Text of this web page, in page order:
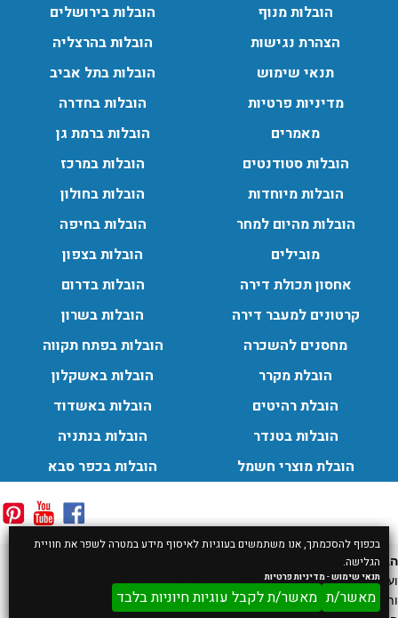
בכפוף להסכמתך, אנו משתמשים בעוגיות לאיסוף מידע במטרה לשפר את חוויית
הגלישה.
תנאי שימוש-מדיניות פרטיות
מאשר/ת מאשר/ת לקבל עוגיות חיוניות בלבד
הובלות מנוף
הצהרת נגישות
תנאי שימוש
מדיניות פרטיות
מאמרים
הובלות סטודנטים
הובלות מיוחדות
הובלות מהיום למחר
מובילים
אחסון תכולת דירה
קרטונים למעבר דירה
מחסנים להשכרה
הובלת מקרר
הובלת רהיטים
הובלות בטנדר
הובלת מוצרי חשמל
הובלות בירושלים
הובלות בהרצליה
הובלות בתל אביב
הובלות בחדרה
הובלות ברמת גן
הובלות במרכז
הובלות בחולון
הובלות בחיפה
הובלות בצפון
הובלות בדרום
הובלות בשרון
הובלות בפתח תקווה
הובלות באשקלון
הובלות באשדוד
הובלות בנתניה
הובלות בכפר סבא
הבהרה:המחירים וזמני ההגעה המוצגים באתר נועדו להמחשה בלבד
ועשויים להשתנות בהתאם לסוג ההובלה, מורכבות השירות, מיקום הלקוח
ותנאי הדרך. המחיר והזמן הסופיים ייקבעו בשיחת טלפון ובהתאם לפרטי